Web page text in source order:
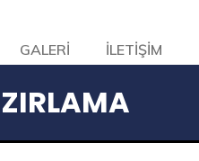
GALERİ İLETİŞİM